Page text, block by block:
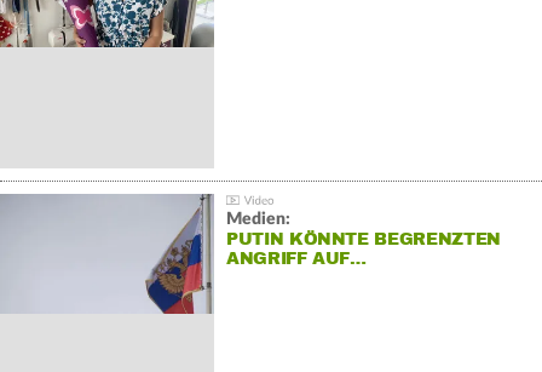
Medien:
PUTIN KÖNNTE BEGRENZTEN
ANGRIFF AUF…